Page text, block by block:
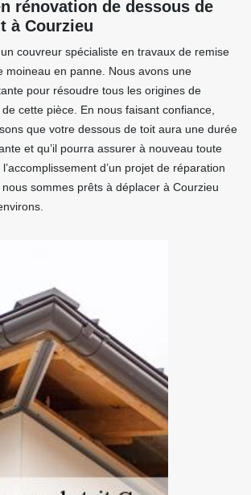
rénovation de dessous de
à Courzieu
couvreur spécialiste en travaux de remise
moineau en panne. Nous avons une
pour résoudre tous les origines de
cette pièce. En nous faisant confiance,
que votre dessous de toit aura une durée
et qu’il pourra assurer à nouveau toute
d’un projet de réparation
sommes prêts à déplacer à Courzieu